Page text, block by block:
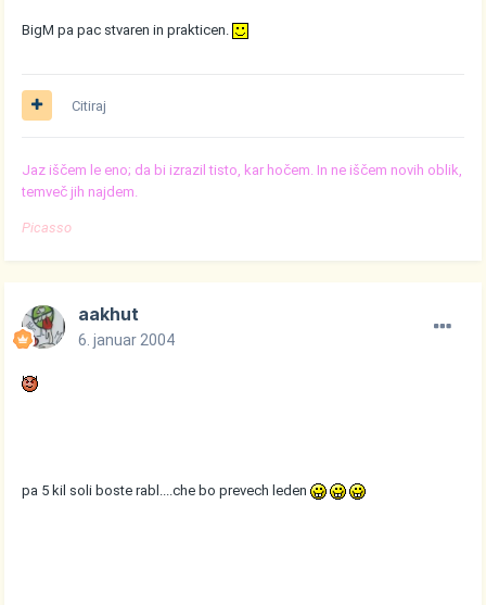
BigM pa pac stvaren in prakticen.
Citiraj
Jaz iščem le eno; da bi izrazil tisto, kar hočem. In ne iščem novih oblik,
temveč jih najdem.
Picasso
aakhut
6. januar 2004
pa 5 kil soli boste rabl....che bo prevech leden